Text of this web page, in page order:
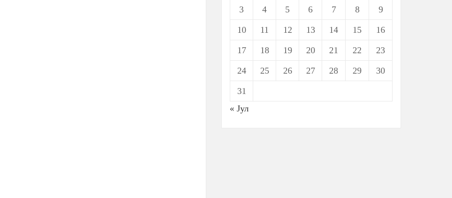
3 4 5 6 7 8 9
10 11 12 13 14 15 16
17 18 19 20 21 22 23
24 25 26 27 28 29 30
31
« Јул